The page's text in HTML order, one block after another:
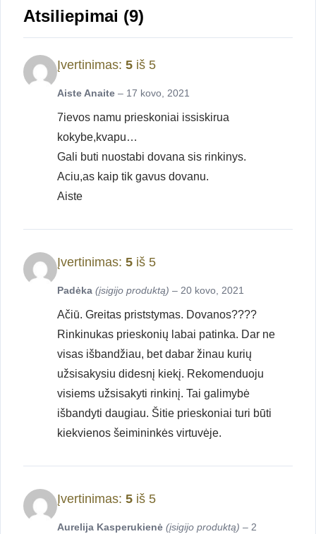
Atsiliepimai (9)
Įvertinimas: 5 iš 5
Aiste Anaite – 17 kovo, 2021
7ievos namu prieskoniai issiskirua
kokybe,kvapu…
Gali buti nuostabi dovana sis rinkinys.
Aciu,as kaip tik gavus dovanu.
Aiste
Įvertinimas: 5 iš 5
Padėka (įsigijo produktą) – 20 kovo, 2021
Ačiū. Greitas priststymas. Dovanos????
Rinkinukas prieskonių labai patinka. Dar ne
visas išbandžiau, bet dabar žinau kurių
užsisakysiu didesnį kiekį. Rekomenduoju
visiems užsisakyti rinkinį. Tai galimybė
išbandyti daugiau. Šitie prieskoniai turi būti
kiekvienos šeimininkės virtuvėje.
Įvertinimas: 5 iš 5
Aurelija Kasperukienė (įsigijo produktą) – 2